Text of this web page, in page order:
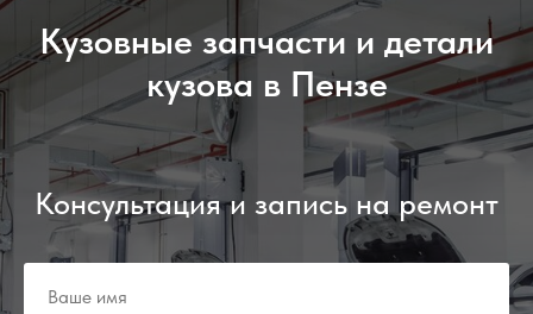
Кузовные запчасти и детали
кузова в Пензе
Консультация и запись на ремонт